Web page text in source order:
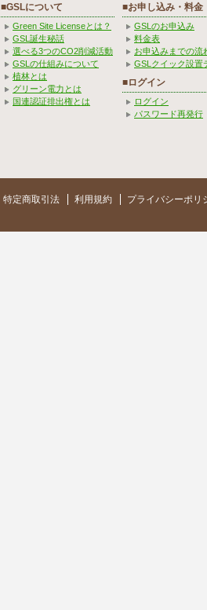
■GSLについて
Green Site Licenseとは？
GSL誕生秘話
選べる3つのCO2削減活動
GSLの仕組みについて
植林とは
グリーン電力とは
国連認証排出権とは
■お申し込み・料金
GSLのお申込み
料金表
お申込みまでの流
GSLクイック設置
■ログイン
ログイン
パスワード再発行
特定商取引法 利用規約 プライバシーポリ